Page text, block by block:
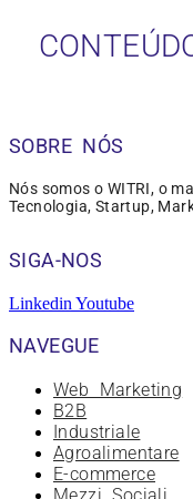
SOBRE NÓS
Nós somos o WITRI, o
Tecnologia, Startup,
SIGA-NOS
Linkedin Youtube
NAVEGUE
Web Marketing
B2B
Industriale
Agroalimentare
E-commerce